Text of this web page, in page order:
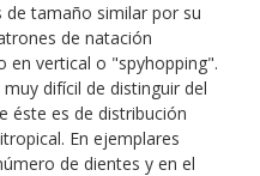
tamaño similar por su
de natación
en vertical o "spyhopping".
difícil de distinguir del
éste es de distribución
En ejemplares
de dientes y en el